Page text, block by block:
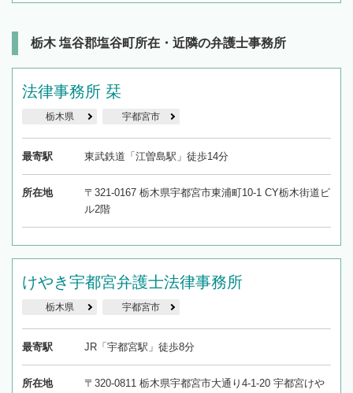
栃木 塩谷郡塩谷町所在・近隣の弁護士事務所
法律事務所 栞
栃木県 宇都宮市
最寄駅 東武鉄道「江曽島駅」徒歩14分
所在地
〒321-0167 栃木県宇都宮市東浦町10-1 CY栃木街道ビ
ル2階
けやき宇都宮弁護士法律事務所
栃木県 宇都宮市
最寄駅 JR「宇都宮駅」徒歩8分
所在地
〒320-0811 栃木県宇都宮市大通り4-1-20 宇都宮けや